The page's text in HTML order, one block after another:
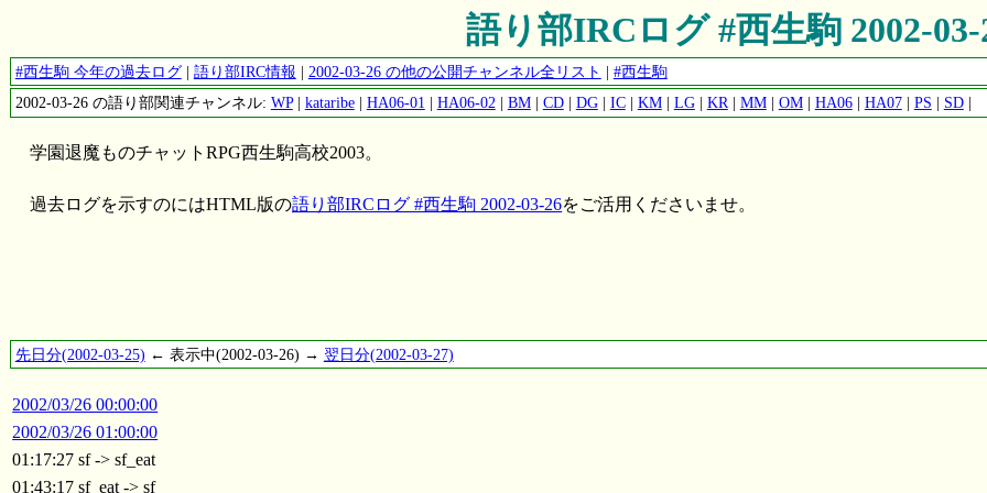
語り部IRCログ #西生駒 2002-03-
#西生駒 今年の過去ログ| 語り部IRC情報 | 2002-03-26 の他の公開チャンネル全リスト | #西生駒
2002-03-26 の語り部関連チャンネル: WP| kataribe| HA06-01 | HA06-02 | BM| CD| DG| IC| KM| LG| KR | MM| OM| HA06| HA07| PS | SD|
学園退魔ものチャットRPG西生駒高校2003。
過去ログを示すのにはHTML版の語り部IRCログ #西生駒 2002-03-26をご活用くださいませ。
先日分(2002-03-25) ← 表示中(2002-03-26) → 翌日分(2002-03-27)
2002/03/26 00:00:00
2002/03/26 01:00:00
01:17:27 sf -> sf_eat
01:43:17 sf_eat -> sf